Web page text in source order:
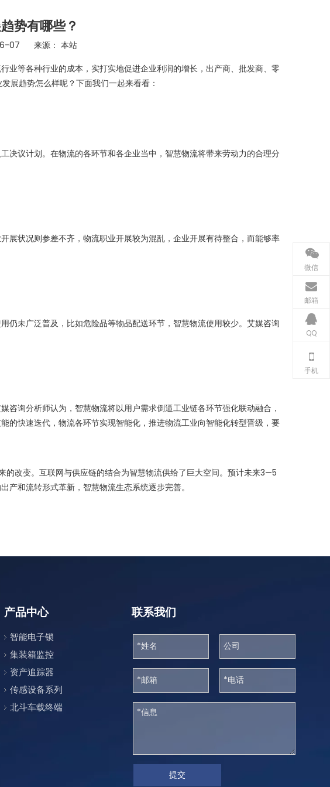
势有哪些？
07 来源： 本站
等各种行业的成本，实打实地促进企业利润的增长，出产商、批发商、零
展趋势怎么样呢？下面我们一起来看看：
议计划。在物流的各环节和各企业当中，智慧物流将带来劳动力的合理分
状况则参差不齐，物流职业开展较为混乱，企业开展有待整合，而能够率
未广泛普及，比如危险品等物品配送环节，智慧物流使用较少。艾媒咨询
询分析师认为，智慧物流将以用户需求倒逼工业链各环节强化联动融合，
的快速迭代，物流各环节实现智能化，推进物流工业向智能化转型晋级，要
改变。互联网与供应链的结合为智慧物流供给了巨大空间。预计未来3—5
和流转形式革新，智慧物流生态系统逐步完善。
产品中心
智能电子锁
集装箱监控
资产追踪器
传感设备系列
北斗车载终端
微信
邮箱
QQ
手机
联系我们
提交